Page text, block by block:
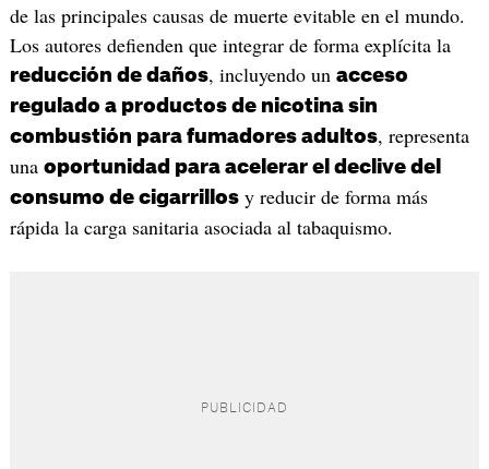
de las principales causas de muerte evitable en el mundo.
Los autores defienden que integrar de forma explícita la
reducción de daños, incluyendo un acceso
regulado a productos de nicotina sin
combustión para fumadores adultos, representa
una oportunidad para acelerar el declive del
consumo de cigarrillosy reducir de forma más
rápida la carga sanitaria asociada al tabaquismo.